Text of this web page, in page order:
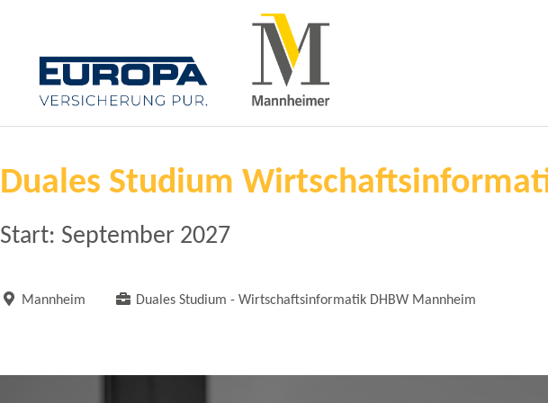
Duales Studium
Start: September 2027
Mannheim Duales Studium - Wirtschaftsinformatik DHBW Mannheim